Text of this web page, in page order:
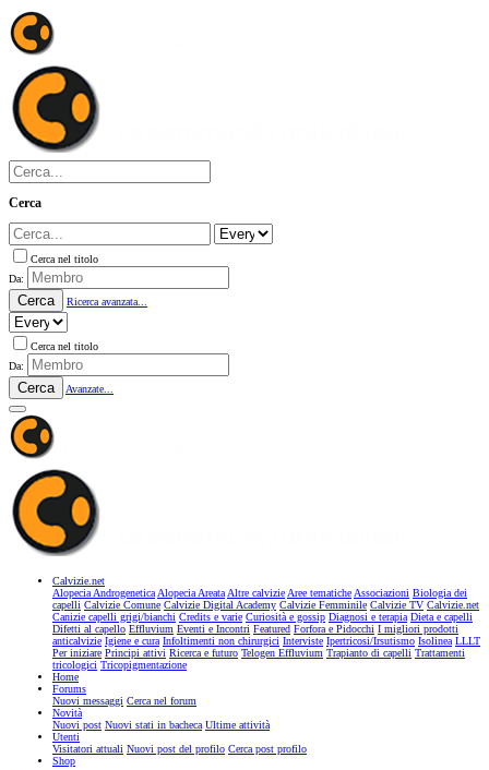
Cerca
Cerca nel titolo
Da:
Cerca Ricerca avanzata...
Cerca nel titolo
Da:
Cerca Avanzate...
Calvizie.net
Alopecia AndrogeneticaAlopecia AreataAltre calvizieAree tematicheAssociazioni Biologia dei
capelli Calvizie Comune Calvizie Digital Academy Calvizie Femminile Calvizie TV Calvizie.net
Canizie capelli grigi/bianchi Credits e varie Curiosità e gossip Diagnosi e terapia Dieta e capelli
Difetti al capello Effluvium Eventi e Incontri Featured Forfora e Pidocchi I migliori prodotti
anticalvizie Igiene e cura Infoltimenti non chirurgici Interviste Ipertricosi/Irsutismo Isolinea LLLT
Per iniziare Principi attivi Ricerca e futuro Telogen Effluvium Trapianto di capelli Trattamenti
tricologici Tricopigmentazione
Home
Forums
Nuovi messaggi Cerca nel forum
Novità
Nuovi post Nuovi stati in bacheca Ultime attività
Utenti
Visitatori attuali Nuovi post del profilo Cerca post profilo
Shop